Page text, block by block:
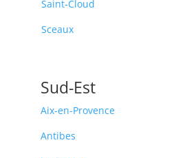
Saint-Cloud
Sceaux
Sud-Est
Aix-en-Provence
Antibes